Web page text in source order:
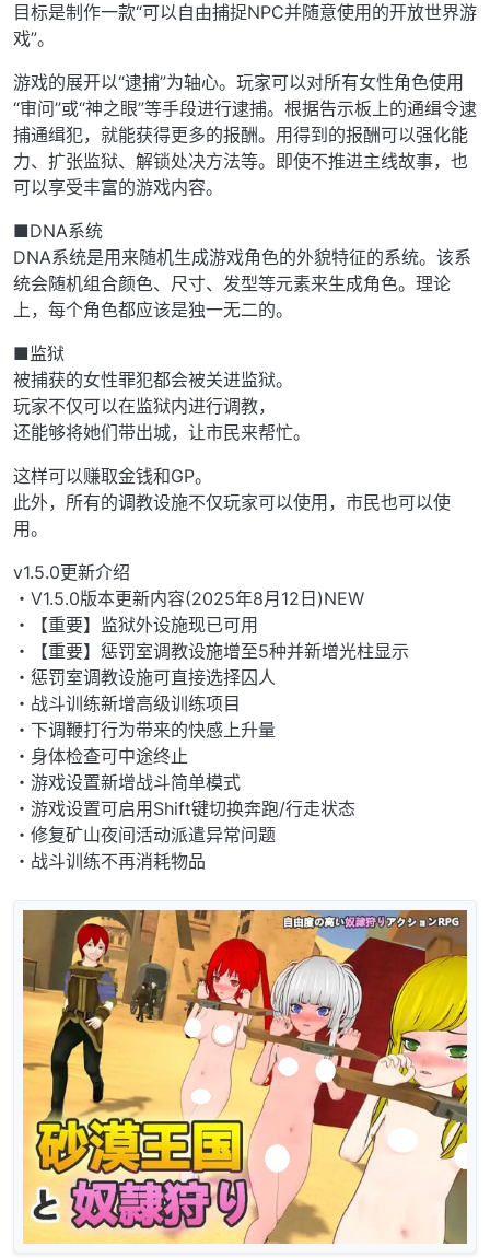
目标是制作一款“可以自由捕捉NPC并随意使用的开放世界游
戏”。
游戏的展开以“逮捕”为轴心。玩家可以对所有女性角色使用
“审问”或“神之眼”等手段进行逮捕。根据告示板上的通缉令逮
捕通缉犯，就能获得更多的报酬。用得到的报酬可以强化能
力、扩张监狱、解锁处决方法等。即使不推进主线故事，也
可以享受丰富的游戏内容。
■DNA系统
DNA系统是用来随机生成游戏角色的外貌特征的系统。该系
统会随机组合颜色、尺寸、发型等元素来生成角色。理论
上，每个角色都应该是独一无二的。
■监狱
被捕获的女性罪犯都会被关进监狱。
玩家不仅可以在监狱内进行调教，
还能够将她们带出城，让市民来帮忙。
这样可以赚取金钱和GP。
此外，所有的调教设施不仅玩家可以使用，市民也可以使
用。
v1.5.0更新介绍
・V1.5.0版本更新内容(2025年8月12日)NEW
・【重要】监狱外设施现已可用
・【重要】惩罚室调教设施增至5种并新增光柱显示
・惩罚室调教设施可直接选择囚人
・战斗训练新增高级训练项目
・下调鞭打行为带来的快感上升量
・身体检查可中途终止
・游戏设置新增战斗简单模式
・游戏设置可启用Shift键切换奔跑/行走状态
・修复矿山夜间活动派遣异常问题
・战斗训练不再消耗物品